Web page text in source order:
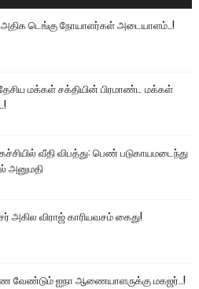
அதிக டெங்கு நோயாளர்கள் அடையாளம்..!
மக்கள் சக்தியின் பிரமாண்ட மக்கள்
வீதி விபத்து: பெண் படுகாயமடைந்து
அனுமதி
விராஜ் காரியவசம் கைது!
வேண்டும் ஐநா ஆணையாளருக்கு மகஜர்..!